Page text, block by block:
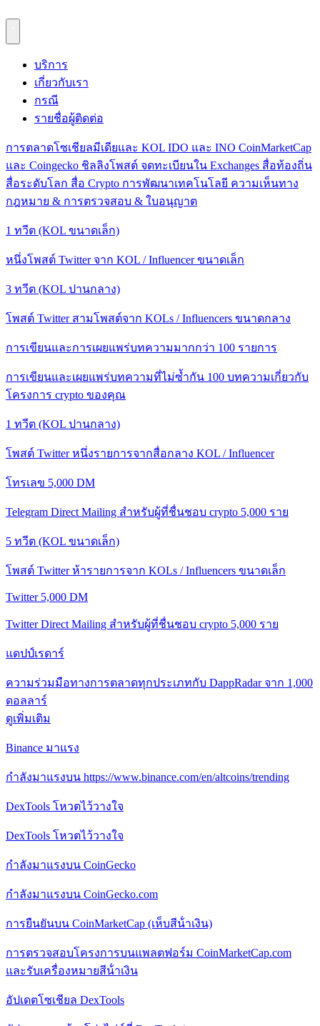
บริการ
เกี่ยวกับเรา
กรณี
รายชื่อผู้ติดต่อ
การตลาดโซเชียลมีเดียและ KOL IDO และ INO CoinMarketCap
และ Coingecko ชิลลิงโพสต์ จดทะเบียนใน Exchanges สื่อท้องถิ่น
สื่อระดับโลก สื่อ Crypto การพัฒนาเทคโนโลยี ความเห็นทาง
กฎหมาย & การตรวจสอบ & ใบอนุญาต
1 ทวีต (KOL ขนาดเล็ก)
หนึ่งโพสต์ Twitter จาก KOL / Influencer ขนาดเล็ก
3 ทวีต (KOL ปานกลาง)
โพสต์ Twitter สามโพสต์จาก KOLs / Influencers ขนาดกลาง
การเขียนและการเผยแพร่บทความมากกว่า 100 รายการ
การเขียนและเผยแพร่บทความที่ไม่ซ้ำกัน 100 บทความเกี่ยวกับ
โครงการ crypto ของคุณ
1 ทวีต (KOL ปานกลาง)
โพสต์ Twitter หนึ่งรายการจากสื่อกลาง KOL / Influencer
โทรเลข 5,000 DM
Telegram Direct Mailing สำหรับผู้ที่ชื่นชอบ crypto 5,000 ราย
5 ทวีต (KOL ขนาดเล็ก)
โพสต์ Twitter ห้ารายการจาก KOLs / Influencers ขนาดเล็ก
Twitter 5,000 DM
Twitter Direct Mailing สำหรับผู้ที่ชื่นชอบ crypto 5,000 ราย
แดปป์เรดาร์
ความร่วมมือทางการตลาดทุกประเภทกับ DappRadar จาก 1,000
ดอลลาร์
ดูเพิ่มเติม
Binance มาแรง
กําลังมาแรงบน https://www.binance.com/en/altcoins/trending
DexTools โหวตไว้วางใจ
DexTools โหวตไว้วางใจ
กําลังมาแรงบน CoinGecko
กําลังมาแรงบน CoinGecko.com
การยืนยันบน CoinMarketCap (เห็บสีน้ําเงิน)
การตรวจสอบโครงการบนแพลตฟอร์ม CoinMarketCap.com
และรับเครื่องหมายสีน้ําเงิน
อัปเดตโซเชียล DexTools